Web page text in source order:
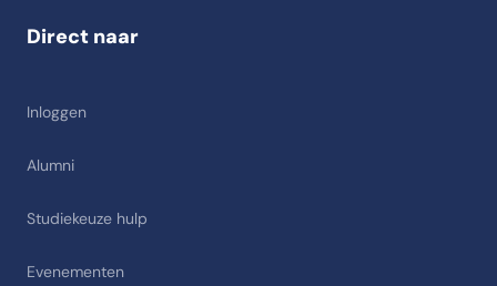
Direct naar
Inloggen
Alumni
Studiekeuze hulp
Evenementen